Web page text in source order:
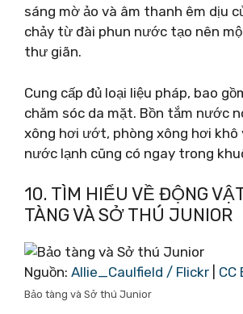
sáng mờ ảo và âm thanh êm dịu
chảy từ đài phun nước tạo nên
thư giãn.
Cung cấp đủ loại liệu pháp, bao
chăm sóc da mặt. Bồn tắm nước
xông hơi ướt, phòng xông hơi khô
nước lạnh cũng có ngay trong
10. TÌM HIỂU VỀ ĐỘNG
TÀNG VÀ SỞ THÚ JUNIOR
Nguồn: Allie_Caulfield / Flickr CC
Bảo tàng và Sở thú Junior